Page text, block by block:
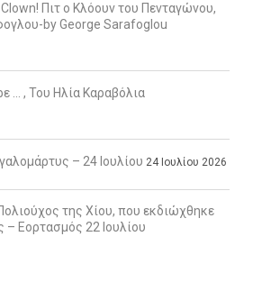
Πιτ ο Κλόουν του Πενταγώνου,
by George Sarafoglou
… , Του Ηλία Καραβόλια
– 24 Ιουλίου 24 Ιουλίου 2026
της Χίου, που εκδιώχθηκε
– Εορτασμός 22 Ιουλίου